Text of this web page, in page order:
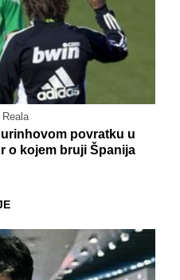
povratku u
o kojem bruji Španija